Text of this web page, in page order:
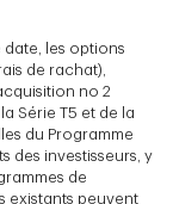
les options
de rachat),
no 2
Série T5 et de la
du Programme
des investisseurs, y
de
existants peuvent